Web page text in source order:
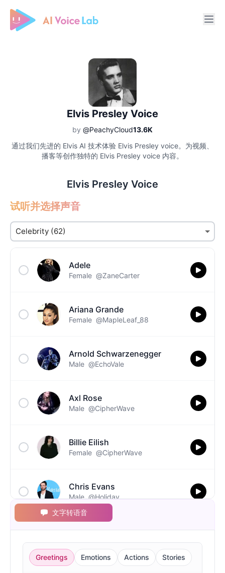
Free AI Cover & AI Voice Over
Elvis Presley Voice
by @PeachyCloud13.6K
通过我们先进的 Elvis AI 技术体验 Elvis Presley voice。为视频、
播客等创作独特的 Elvis Presley voice 内容。
Elvis Presley Voice
试听并选择声音
Adele
Female @ZaneCarter
Ariana Grande
Female @MapleLeaf_88
Arnold Schwarzenegger
Male @EchoVale
Axl Rose
Male @CipherWave
Billie Eilish
Female @CipherWave
Chris Evans
Male @Holiday
Christopher Walken
Male @Kairox
文字转语音
Greetings Emotions Actions Stories